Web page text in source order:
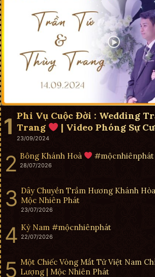
Phi Vụ Cuộc Đời : Wedding
Trang
| Video Phóng Sự
23/09/2024
Bông Khánh Hoà #mộcnhiênphát
28/07/2026
Dây Chuyền Trầm Hương Khánh
Mộc Nhiên Phát
23/07/2026
Kỳ Nam #mộcnhiênphát
22/07/2026
Một Chiếc Vòng Mắt Tử Việt Nam
Lượng | Mộc Nhiên Phát